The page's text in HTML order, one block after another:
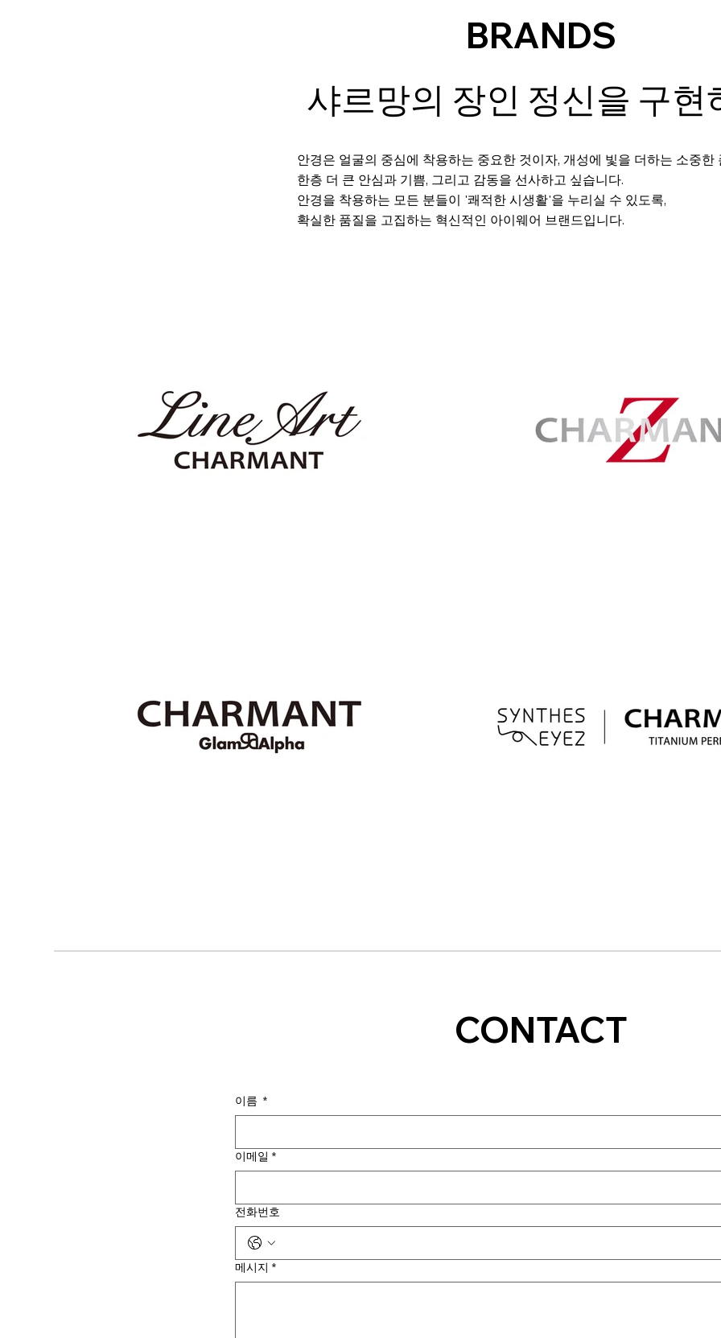
BRANDS
샤르망의 장인 정신을 구현
안경은 얼굴의 중심에 착용하는 중요한 것이자, 개성에 빛을 더하는 소중한
한층 더 큰 안심과 기쁨, 그리고 감동을 선사하고 싶습니다.
안경을 착용하는 모든 분들이 '쾌적한 시생활'을 누리실 수 있도록,
확실한 품질을 고집하는 혁신적인 아이웨어 브랜드입니다.
CONTACT
이름 *
이메일 *
전화번호
메시지 *